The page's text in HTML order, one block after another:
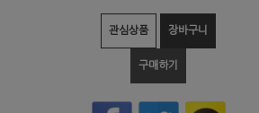
관심상품 장바구니
구매하기